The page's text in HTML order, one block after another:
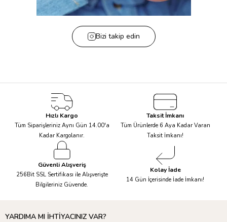
Bizi takip edin
Hızlı Kargo
Tüm Siparişleriniz Aynı Gün 14.00'a
Kadar Kargolanır.
Taksit İmkanı
Tüm Ürünlerde 6 Aya Kadar Varan
Taksit İmkanı!
Güvenli Alışveriş
256Bit SSL Sertifikası ile Alışverişte
Bilgileriniz Güvende.
Kolay İade
14 Gün İçerisinde İade İmkanı!
YARDIMA MI İHTİYACINIZ VAR?